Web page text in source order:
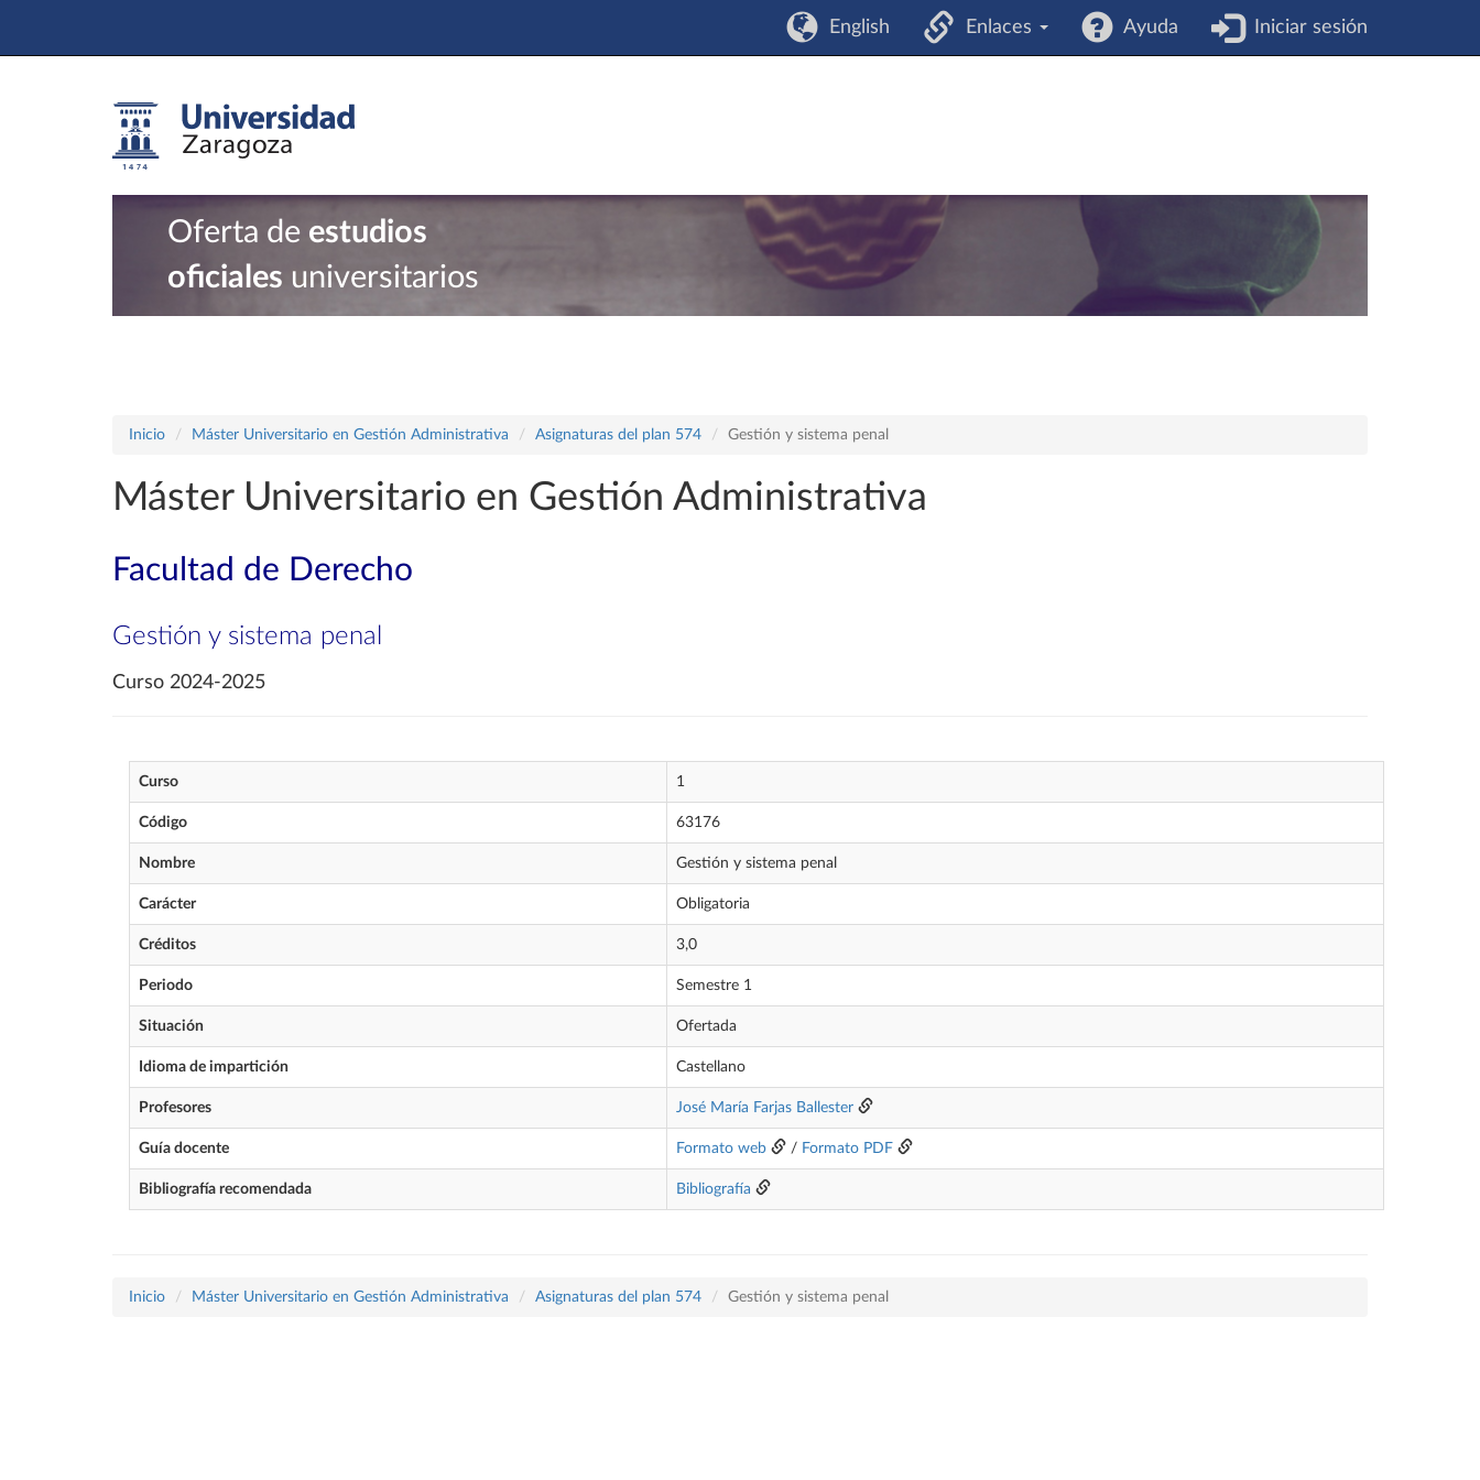
English Enlaces Ayuda Iniciar sesión
Oferta de estudios
oficiales universitarios
Inicio Máster Universitario en Gestión Administrativa Asignaturas del plan 574 Gestión y sistema penal
Máster Universitario en Gestión Administrativa
Facultad de Derecho
Gestión y sistema penal
Curso 2024-2025
Curso 1
Código 63176
Nombre Gestión y sistema penal
Carácter Obligatoria
Créditos 3,0
Periodo Semestre 1
Situación Ofertada
Idioma de impartición Castellano
Profesores José María Farjas Ballester
Guía docente Formato web / Formato PDF
Bibliografía recomendada Bibliografía
Inicio Máster Universitario en Gestión Administrativa Asignaturas del plan 574 Gestión y sistema penal